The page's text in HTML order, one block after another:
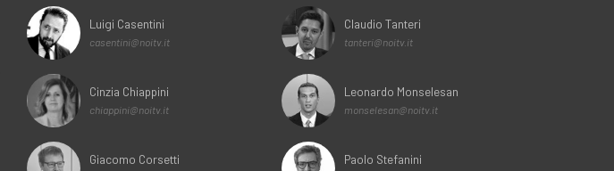
Luigi Casentini
casentini@noitv.it
Cinzia Chiappini
chiappini@noitv.it
Giacomo Corsetti
Claudio Tanteri
tanteri@noitv.it
Leonardo Monselesan
monselesan@noitv.it
Paolo Stefanini